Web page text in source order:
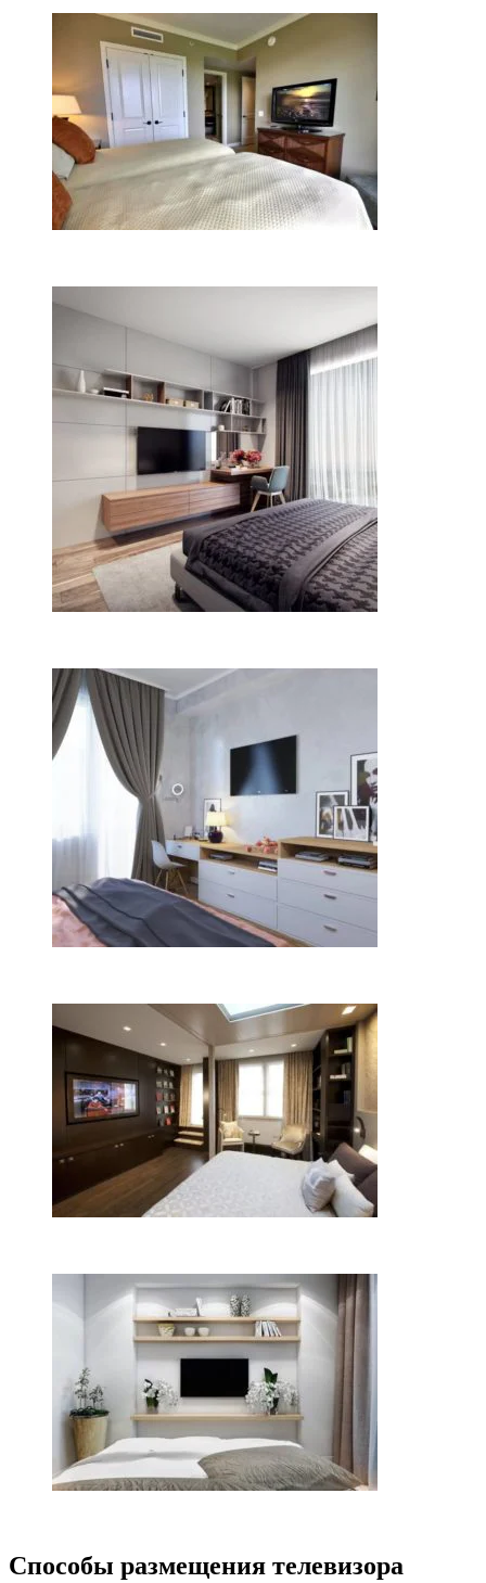
Способы размещения телевизора